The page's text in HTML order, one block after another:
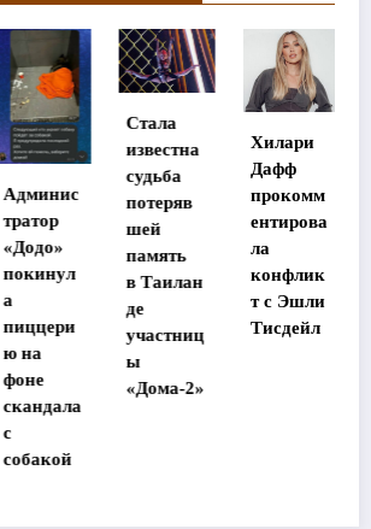
Стала
известна
потеряв
шей
память
в Таилан
де
участниц
ы
«Дома-2»
Хилари
Дафф
прокомм
ентирова
ла
конфлик
т с Эшли
Тисдейл
Мэтт
Диллон
станет
главным
героем
ремейка
«Великол
епной
семерки»